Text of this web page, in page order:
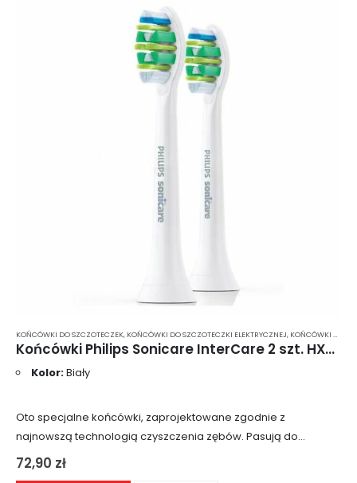
KOŃCÓWKI DO SZCZOTECZEK, KOŃCÓWKI DO SZCZOTECZKI ELEKTRYCZNEJ, KOŃCÓWKI DO SZCZOTECZKI ELEKTRYCZNEJ PHILIPS SONICARE
Końcówki Philips Sonicare InterCare 2 szt. HX9002
Kolor:Biały
Oto specjalne końcówki, zaprojektowane zgodnie z
najnowszą technologią czyszczenia zębów. Pasują do
wszystkich sonicznych modeli szczoteczek Philips. Są one
idealne dla osób z większymi łukami zębowymi i dużymi
72,90 zł